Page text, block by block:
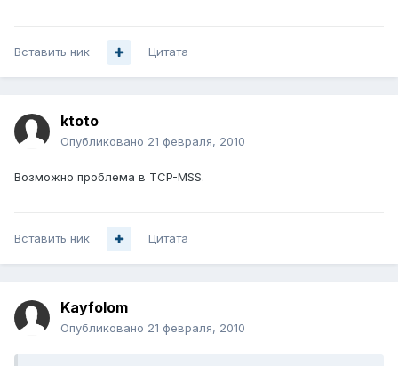
Вставить ник Цитата
ktoto
Опубликовано 21 февраля, 2010
Возможно проблема в TCP-MSS.
Вставить ник Цитата
Kayfolom
Опубликовано 21 февраля, 2010